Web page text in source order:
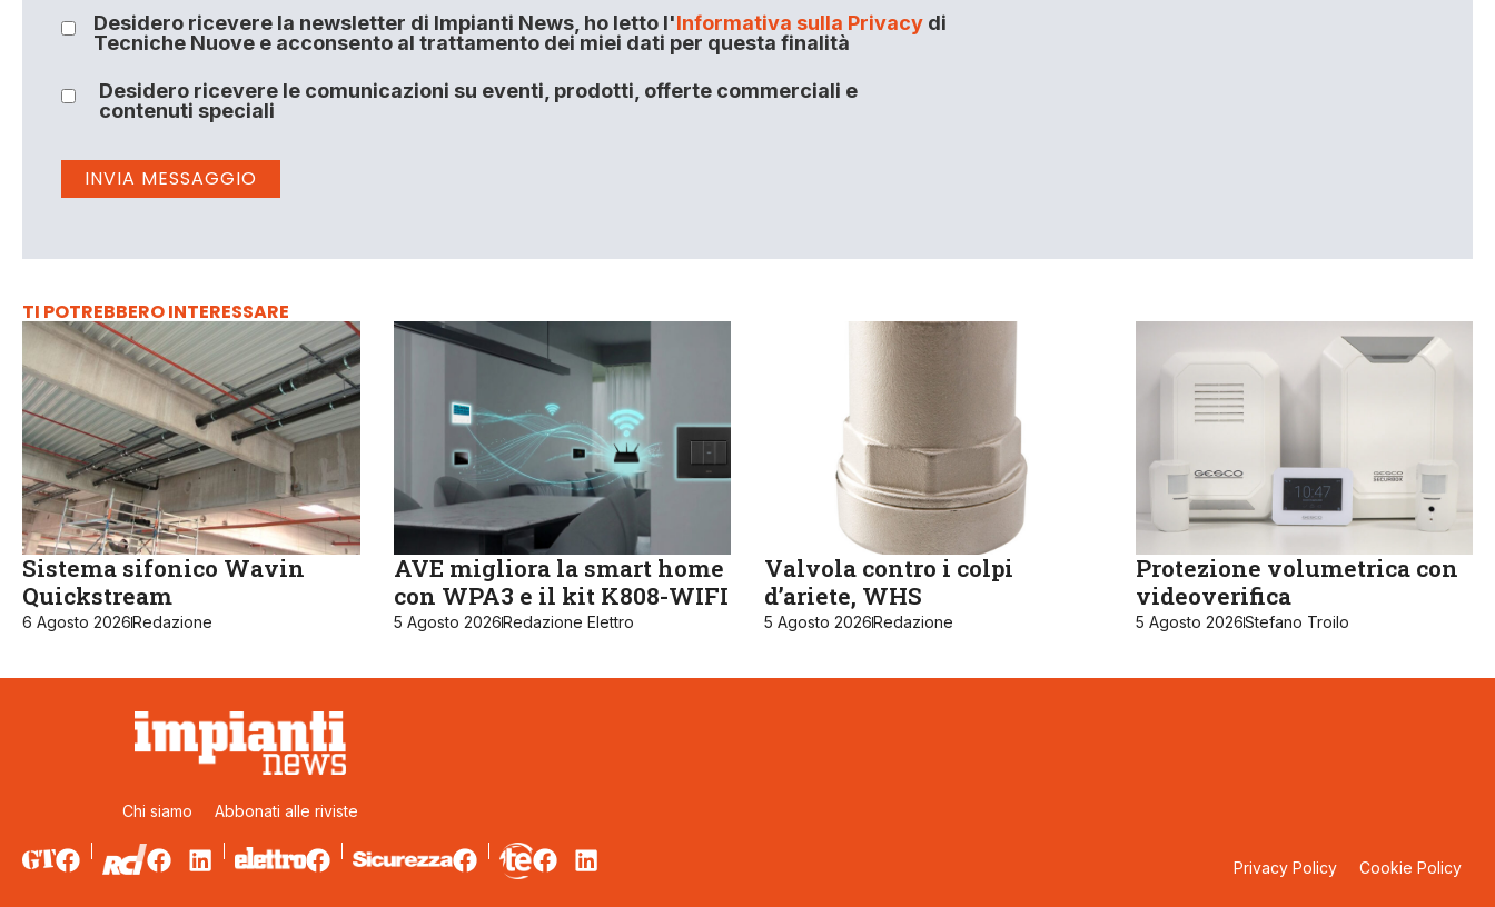
Desidero ricevere la newsletter di Impianti News, ho letto l'Informativa sulla Privacydi
Tecniche Nuove e acconsento al trattamento dei miei dati per questa finalità
Desidero ricevere le comunicazioni su eventi, prodotti, offerte commerciali e
contenuti speciali
TI POTREBBERO INTERESSARE
Sistema sifonico Wavin
Quickstream
6 Agosto 2026Redazione
AVE migliora la smart home
con WPA3 e il kit K808-WIFI
5 Agosto 2026Redazione Elettro
Valvola contro i colpi
d’ariete, WHS
5 Agosto 2026Redazione
Protezione volumetrica con
videoverifica
5 Agosto 2026Stefano Troilo
Chi siamo Abbonati alle riviste
Privacy Policy Cookie Policy